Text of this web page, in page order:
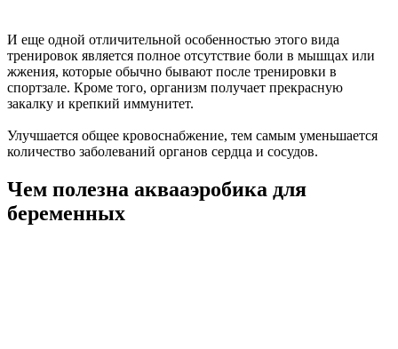
И еще одной отличительной особенностью этого вида
тренировок является полное отсутствие боли в мышцах или
жжения, которые обычно бывают после тренировки в
спортзале. Кроме того, организм получает прекрасную
закалку и крепкий иммунитет.
Улучшается общее кровоснабжение, тем самым уменьшается
количество заболеваний органов сердца и сосудов.
Чем полезна аквааэробика для
беременных